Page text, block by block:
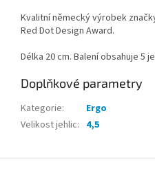
Kvalitní německý výrobek
Red Dot Design Award.
Délka 20 cm. Balení obsahuje 5
Doplňkové parametry
Kategorie:
Ergo
Velikost jehlic: 4,5